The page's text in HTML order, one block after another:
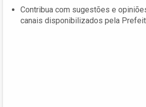
Contribua com sugestões e
canais disponibilizados pela